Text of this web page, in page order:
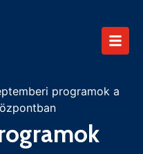
programok a